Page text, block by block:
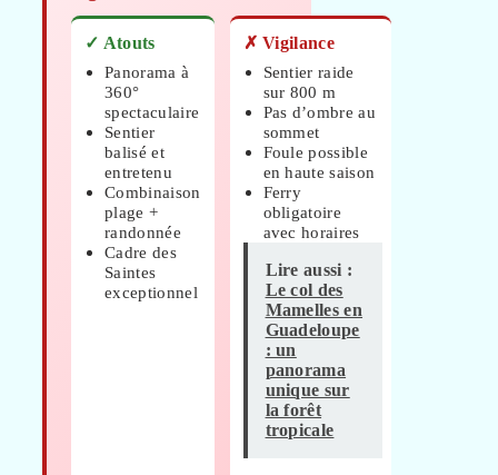
✓ Atouts
Panorama à
360°
spectaculaire
Sentier
balisé et
entretenu
Combinaison
plage +
randonnée
Cadre des
Saintes
exceptionnel
✗ Vigilance
Sentier raide
sur 800 m
Pas d’ombre au
sommet
Foule possible
en haute saison
Ferry
obligatoire
avec horaires
Lire aussi :
Le col des
Mamelles en
Guadeloupe
: un
panorama
unique sur
la forêt
tropicale